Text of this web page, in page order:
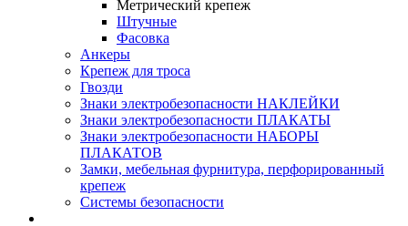
Метрический крепеж
Штучные
Фасовка
Анкеры
Крепеж для троса
Гвозди
Знаки электробезопасности НАКЛЕЙКИ
Знаки электробезопасности ПЛАКАТЫ
Знаки электробезопасности НАБОРЫ
ПЛАКАТОВ
Замки, мебельная фурнитура, перфорированный
крепеж
Системы безопасности